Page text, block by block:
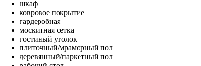
шкаф
ковровое покрытие
гардеробная
москитная сетка
гостиный уголок
плиточный/мраморный пол
деревянный/паркетный пол